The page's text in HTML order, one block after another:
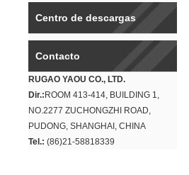
Centro de descargas
Contacto
RUGAO YAOU CO., LTD.
Dir.: ROOM 413-414, BUILDING 1,
NO.2277 ZUCHONGZHI ROAD,
PUDONG, SHANGHAI, CHINA
Tel.: (86)21-58818339